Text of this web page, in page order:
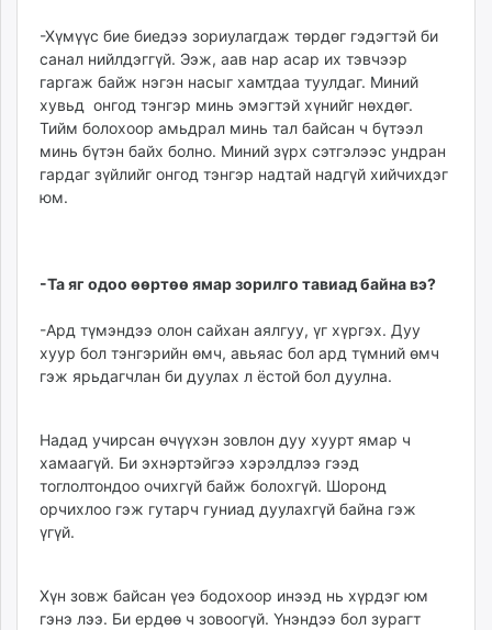
-Хүмүүс бие биедээ зо­риулагдаж төрдөг гэдэгтэй би
санал нийлдэггүй. Ээж, аав нар асар их тэвчээр
гаргаж байж нэгэн насыг хамтдаа туулдаг. Миний
хувьд онгод тэнгэр минь эмэгтэй хүнийг нөхдөг.
Тийм болохоор амьд­рал минь тал байсан ч бүтээл
минь бүтэн байх болно. Ми­ний зүрх сэтгэлээс ундран
гардаг зүйлийг онгод тэнгэр надтай надгүй хийчихдэг
юм.
-Та яг одоо өөртөө ямар зорилго тавиад байна вэ?
-Ард түмэндээ олон сай­хан аялгуу, үг хүргэх. Дуу
хуур бол тэнгэрийн өмч, авьяас бол ард түмний өмч
гэж ярьдагчлан би дуулах л ёстой бол дуулна.
Надад учирсан өчүүхэн зовлон дуу хуурт ямар ч
хамаагүй. Би эхнэртэйгээ хэ­­рэлдлээ гээд
тоглолтондоо очихгүй байж болохгүй. Шо­ронд
орчихлоо гэж гутарч гуниад дуулахгүй байна гэж
үгүй.
Хүн зовж байсан үеэ бодохоор инээд нь хүрдэг юм
гэнэ лээ. Би ердөө ч зовоогүй. Үнэндээ бол зурагт